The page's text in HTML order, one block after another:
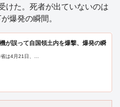
けた。死者が出ていないのは
爆発の瞬間。
が誤って自国領土内を爆撃、爆発の瞬
は4月21日、…